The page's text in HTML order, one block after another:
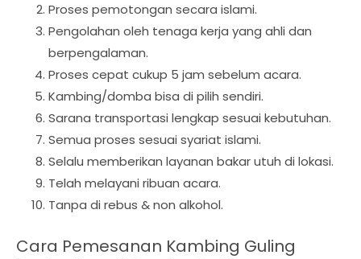
Proses pemotongan secara islami.
Pengolahan oleh tenaga kerja yang ahli dan
berpengalaman.
Proses cepat cukup 5 jam sebelum acara.
Kambing/domba bisa di pilih sendiri.
Sarana transportasi lengkap sesuai kebutuhan.
Semua proses sesuai syariat islami.
Selalu memberikan layanan bakar utuh di lokasi.
Telah melayani ribuan acara.
Tanpa di rebus & non alkohol.
Cara Pemesanan Kambing Guling